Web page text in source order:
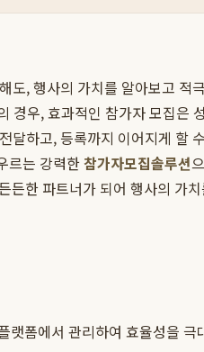
, 행사의 가치를 알아보고
우, 효과적인 참가자 모집은
하고, 등록까지 이어지게 할
르는 강력한참가자모집솔루션
한 파트너가 되어 행사의 가
랫폼에서 관리하여 효율성을 극